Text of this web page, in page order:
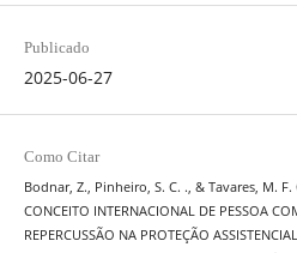
Publicado
2025-06-27
Como Citar
Bodnar, Z., Pinheiro, S. C. ., & Tavares, M. F.
CONCEITO INTERNACIONAL DE PESSOA
REPERCUSSÃO NA PROTEÇÃO